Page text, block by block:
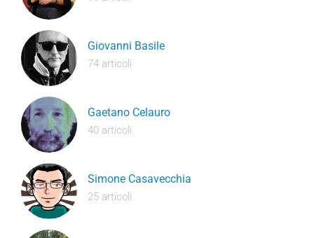
Giovanni Basile
74 articoli
Gaetano Celauro
40 articoli
Simone Casavecchia
25 articoli